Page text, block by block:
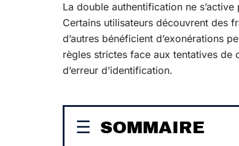
La double authentification ne
Certains utilisateurs découvrent des
d’autres bénéficient d’exonérations
règles strictes face aux tentatives de
d’erreur d’identification.
SOMMAIRE